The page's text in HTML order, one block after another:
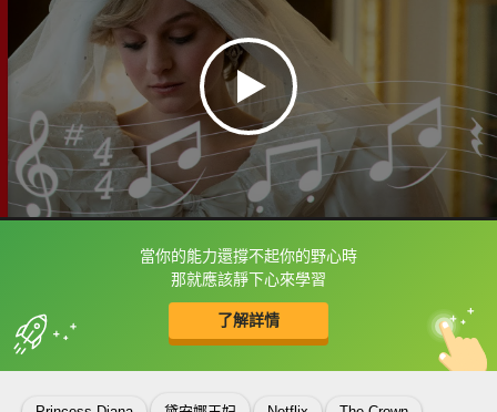
當你的能力還撐不起你的野心時
那就應該靜下心來學習
了解詳情
框選或點兩下字幕可以直接查字典喔！
收錄佳句 中
英